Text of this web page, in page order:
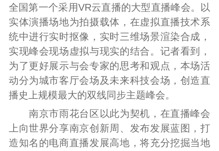
全国第一个采用VR云直播的大型直播峰会。以
实体演播场地为拍摄载体，在虚拟直播技术系
统中进行实时抠像，实时三维场景渲染合成，
实现峰会现场虚拟与现实的结合。记者看到，
为了更好展示与会专家的思考和观点，本场活
动分为城市客厅会场及未来科技会场，创造直
播史上规模最大的双线同步主题峰会。
南京市雨花台区以此为契机，在直播峰会
上向世界分享南京创新周、发布发展蓝图，打
造知名的电商直播发展高地，将充分挖掘当地